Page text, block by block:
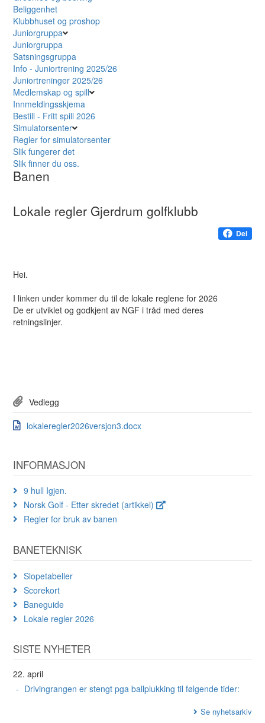
Beliggenhet
Klubbhuset og proshop
Juniorgruppa
Juniorgruppa
Satsningsgruppa
Info - Juniortrening 2025/26
Juniortreninger 2025/26
Medlemskap og spill
Innmeldingsskjema
Bestill - Fritt spill 2026
Simulatorsenter
Regler for simulatorsenter
Slik fungerer det
Slik finner du oss.
Banen
Lokale regler Gjerdrum golfklubb
Del
Hei.
I linken under kommer du til de lokale reglene for 2026
De er utviklet og godkjent av NGF i tråd med deres
retningslinjer.
Vedlegg
lokaleregler2026versjon3.docx
INFORMASJON
9 hull Igjen.
Norsk Golf - Etter skredet (artikkel)
Regler for bruk av banen
BANETEKNISK
Slopetabeller
Scorekort
Baneguide
Lokale regler 2026
SISTE NYHETER
22. april
Drivingrangen er stengt pga ballplukking til følgende tider:
Se nyhetsarkiv